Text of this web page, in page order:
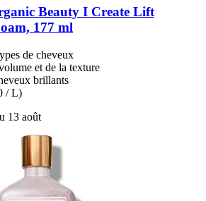
Beauty I Create Lift
177 ml
de cheveux
et de la texture
brillants
/ L)
13 août